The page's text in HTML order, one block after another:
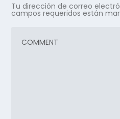
Tu dirección de correo
campos requeridos están